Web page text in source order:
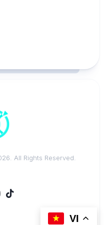
All Rights Reserved.
VI